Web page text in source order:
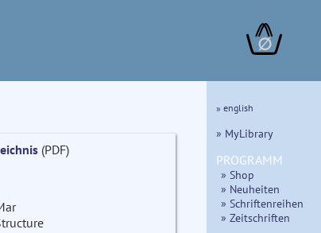
∅
(PDF)
» english
» MyLibrary
PROGRAMM
» Shop
» Neuheiten
» Schriftenreihen
» Zeitschriften